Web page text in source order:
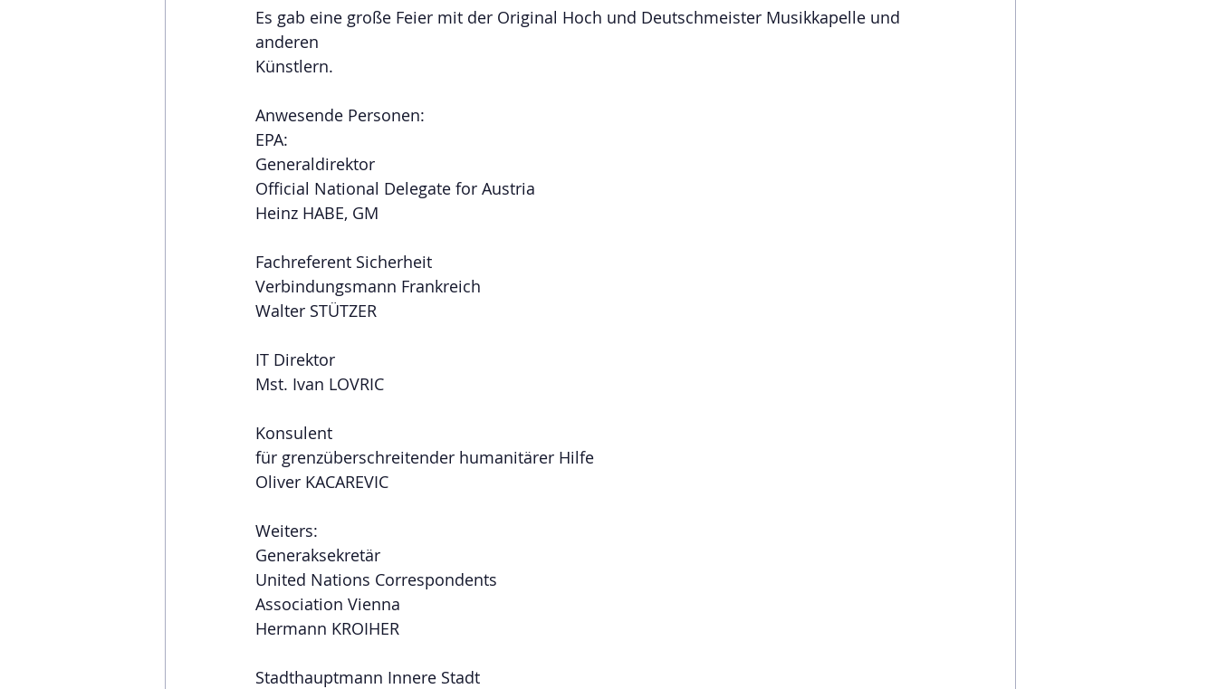
Es gab eine große Feier mit der Original Hoch und Deutschmeister Musikkapelle und
anderen
Künstlern.
Anwesende Personen:
EPA:
Generaldirektor
Official National Delegate for Austria
Heinz HABE, GM
Fachreferent Sicherheit
Verbindungsmann Frankreich
Walter STÜTZER
IT Direktor
Mst. Ivan LOVRIC
Konsulent
für grenzüberschreitender humanitärer Hilfe
Oliver KACAREVIC
Weiters:
Generaksekretär
United Nations Correspondents
Association Vienna
Hermann KROIHER
Stadthauptmann Innere Stadt